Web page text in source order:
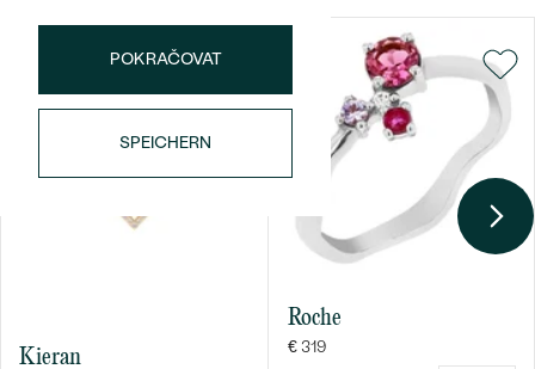
KARATGEWICHT:
0.05 ct
ABMESSUNGEN:
Natürlich
Tansanit
0.04 ct
ABMESSUNGEN:
2 mm
POKRAČOVAT
SPEICHERN
Kieran
Roche
€ 319